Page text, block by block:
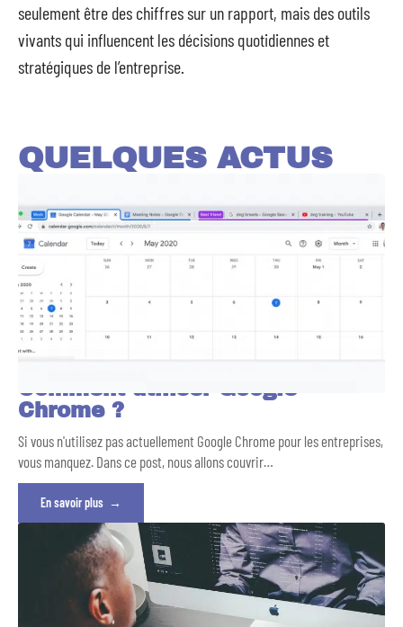
seulement être des chiffres sur un rapport, mais des outils
vivants qui influencent les décisions quotidiennes et
stratégiques de l’entreprise.
QUELQUES ACTUS
Comment utiliser Google
Chrome ?
Si vous n'utilisez pas actuellement Google Chrome pour les entreprises,
vous manquez. Dans ce post, nous allons couvrir…
En savoir plus